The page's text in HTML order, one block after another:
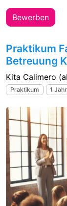
Bewerben
Praktikum
Betreuung
Kita Calimero
Praktikum 1